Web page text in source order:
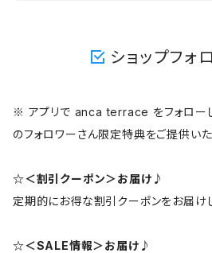
ショップフォ
※ アプリで anca terrace をフォロー
のフォロワーさん限定特典をご提供いた
☆＜割引クーポン＞お届け♪
定期的にお得な割引クーポンをお届け
☆＜SALE情報＞お届け♪